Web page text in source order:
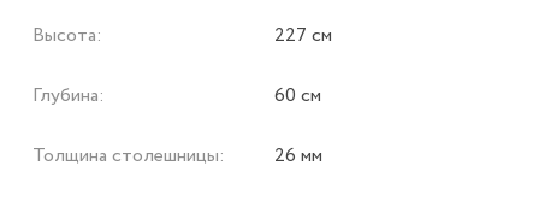
Высота: 227 см
Глубина: 60 см
Толщина столешницы: 26 мм